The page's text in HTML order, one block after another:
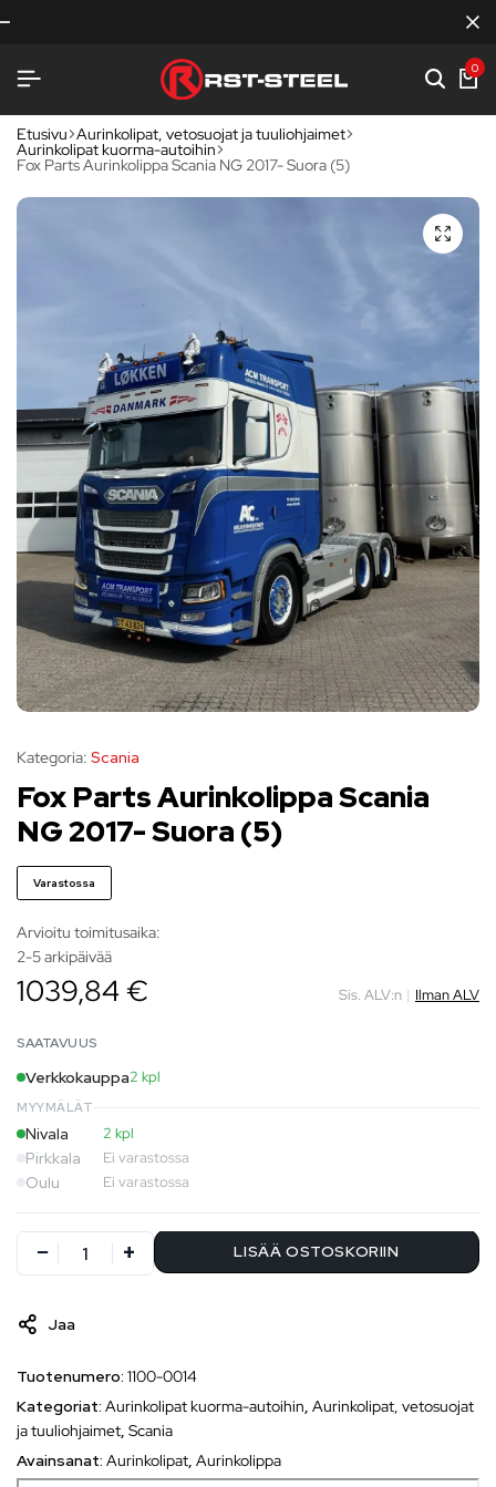
STEEL TERÄKSENLUJAA
STEEL TERÄKSENLUJAA
STEEL TERÄKSENLUJAA
0
Etusivu Aurinkolipat, vetosuojat ja tuuliohjaimet
Aurinkolipat kuorma-autoihin
Fox Parts Aurinkolippa Scania NG 2017- Suora (5)
Kategoria: Scania
Fox Parts Aurinkolippa Scania
NG 2017- Suora (5)
Varastossa
Arvioitu toimitusaika:
2-5 arkipäivää
1039,84 € Sis. ALV:n | Ilman ALV
SAATAVUUS
Verkkokauppa2 kpl
MYYMÄLÄT
Nivala 2 kpl
Pirkkala Ei varastossa
Oulu Ei varastossa
LISÄÄ OSTOSKORIIN
Jaa
Tuotenumero: 1100-0014
Kategoriat: Aurinkolipat kuorma-autoihin, Aurinkolipat, vetosuojat
ja tuuliohjaimet, Scania
Avainsanat: Aurinkolipat, Aurinkolippa